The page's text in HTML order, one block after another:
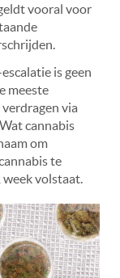
vooral voor
is geen
meeste
via
. Wat cannabis
om
te
volstaat.